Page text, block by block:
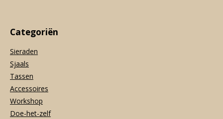
Categoriën
Sieraden
Sjaals
Tassen
Accessoires
Workshop
Doe-het-zelf